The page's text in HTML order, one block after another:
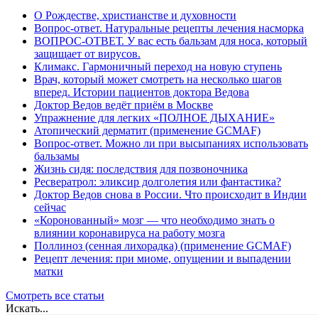
О Рождестве, христианстве и духовности
Вопрос-ответ. Натуральные рецепты лечения насморка
ВОПРОС-ОТВЕТ. У вас есть бальзам для носа, который
защищает от вирусов.
Климакс. Гармоничный переход на новую ступень
Врач, который может смотреть на несколько шагов
вперед. Истории пациентов доктора Ведова
Доктор Ведов ведёт приём в Москве
Упражнение для легких «ПОЛНОЕ ДЫХАНИЕ»
Атопический дерматит (применение GCMAF)
Вопрос-ответ. Можно ли при высыпаниях использовать
бальзамы
Жизнь сидя: последствия для позвоночника
Ресвератрол: эликсир долголетия или фантастика?
Доктор Ведов снова в России. Что происходит в Индии
сейчас
«Коронованный» мозг — что необходимо знать о
влиянии коронавируса на работу мозга
Поллиноз (сенная лихорадка) (применение GCMAF)
Рецепт лечения: при миоме, опущении и выпадении
матки
Смотреть все статьи
Искать...